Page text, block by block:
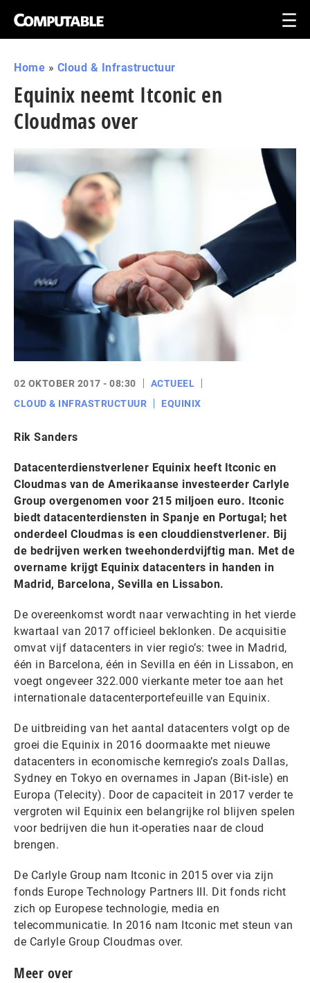
Home » Cloud & Infrastructuur
Equinix neemt Itconic en
Cloudmas over
02 OKTOBER 2017 - 08:30
ACTUEEL
CLOUD & INFRASTRUCTUUR
EQUINIX
Rik Sanders
Datacenterdienstverlener Equinix heeft Itconic en
Cloudmas van de Amerikaanse investeerder Carlyle
Group overgenomen voor 215 miljoen euro. Itconic
biedt datacenterdiensten in Spanje en Portugal; het
onderdeel Cloudmas is een clouddienstverlener. Bij
de bedrijven werken tweehonderdvijftig man. Met de
overname krijgt Equinix datacenters in handen in
Madrid, Barcelona, Sevilla en Lissabon.
De overeenkomst wordt naar verwachting in het vierde
kwartaal van 2017 officieel beklonken. De acquisitie
omvat vijf datacenters in vier regio’s: twee in Madrid,
één in Barcelona, één in Sevilla en één in Lissabon, en
voegt ongeveer 322.000 vierkante meter toe aan het
internationale datacenterportefeuille van Equinix.
De uitbreiding van het aantal datacenters volgt op de
groei die Equinix in 2016 doormaakte met nieuwe
datacenters in economische kernregio’s zoals Dallas,
Sydney en Tokyo en overnames in Japan (Bit-isle) en
Europa (Telecity). Door de capaciteit in 2017 verder te
vergroten wil Equinix een belangrijke rol blijven spelen
voor bedrijven die hun it-operaties naar de cloud
brengen.
De Carlyle Group nam Itconic in 2015 over via zijn
fonds Europe Technology Partners III. Dit fonds richt
zich op Europese technologie, media en
telecommunicatie. In 2016 nam Itconic met steun van
de Carlyle Group Cloudmas over.
Meer over